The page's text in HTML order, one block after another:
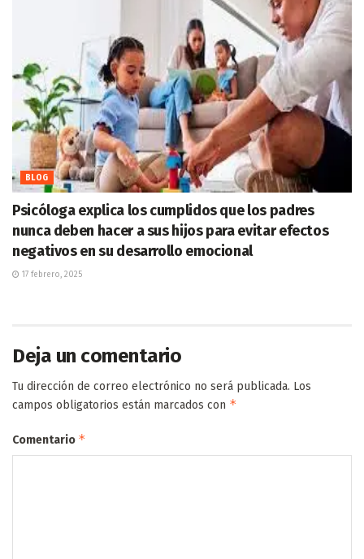
BLOG
Psicóloga explica los cumplidos que los padres
nunca deben hacer a sus hijos para evitar efectos
negativos en su desarrollo emocional
17 febrero, 2025
Deja un comentario
Tu dirección de correo electrónico no será publicada. Los
campos obligatorios están marcados con *
Comentario *